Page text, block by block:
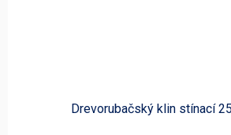
Drevorubačský klin stínací